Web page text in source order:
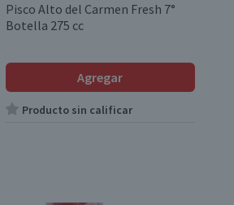
Pisco Alto del Carmen Fresh 7°
Botella 275 cc
Agregar
Producto sin calificar